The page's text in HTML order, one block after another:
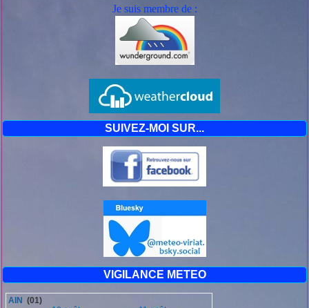
Je suis membre de :
SUIVEZ-MOI SUR...
VIGILANCE METEO